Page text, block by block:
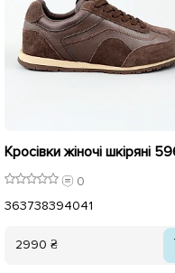
0
363738394041
2990 ₴